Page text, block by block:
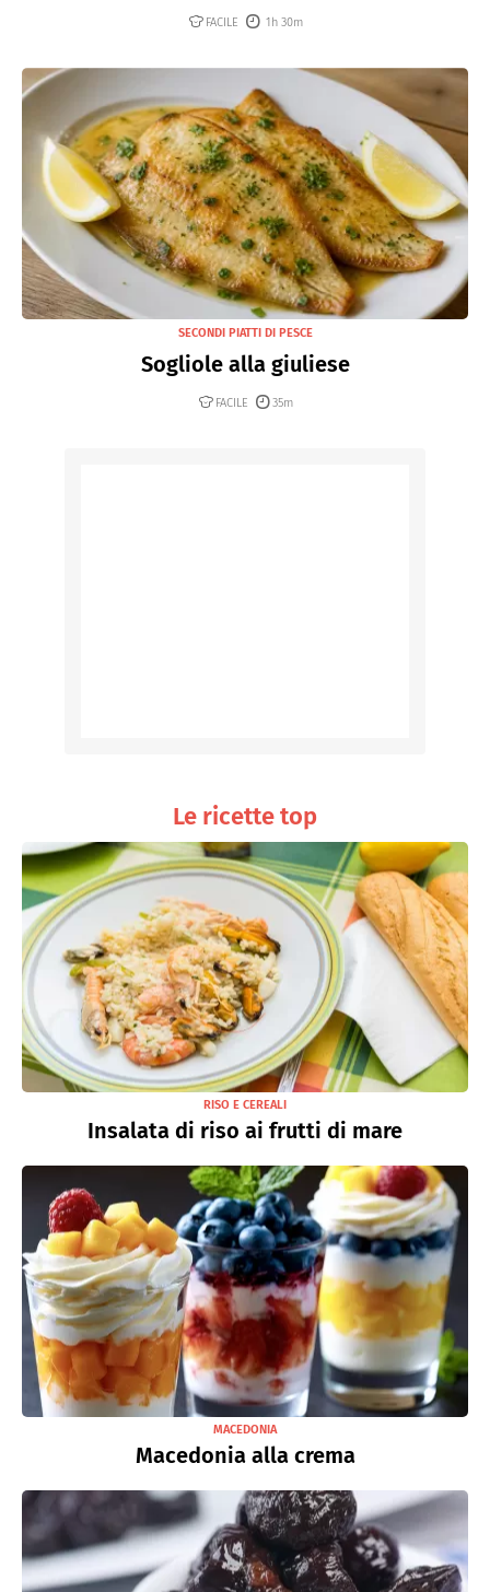
FACILE 1h 30m
SECONDI PIATTI DI PESCE
Sogliole alla giuliese
FACILE 35m
Le ricette top
RISO E CEREALI
Insalata di riso ai frutti di mare
MACEDONIA
Macedonia alla crema